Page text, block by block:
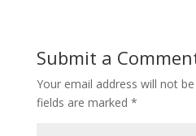
Submit a
Your email address will not
fields are marked *